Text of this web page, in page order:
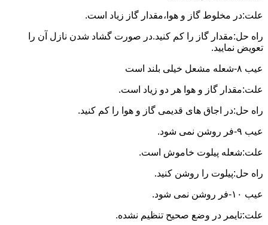
علت:در مخلوط گاز و هوا،مقدار گاز زیاد است.
راه حل:مقدار گاز را کم کنید.در صورت گشاد شدن نازل آن را
تعویض نمایید.
عیب ۸-شعله مشعل خیلی بلند است
علت:مقدار گاز و هوا هر دو زیاد است.
راه حل:در اجاق های قدیمی گاز و هوا را کم کنید.
عیب ۹-فر روشن نمی شود.
علت:شعله پیلوت خاموش است.
راه حل:پیلوت را روشن کنید.
عیب ۱۰-فر روشن نمی شود.
علت:تایمر در وضع صحیح تنظیم نشده.